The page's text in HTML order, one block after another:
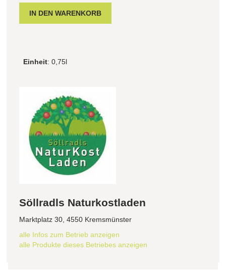
Einheit: 0,75l
Söllradls Naturkostladen
Marktplatz 30, 4550 Kremsmünster
alle Infos zum Betrieb anzeigen
alle Produkte dieses Betriebes anzeigen